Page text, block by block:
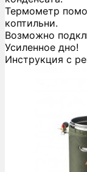
Термометр
коптильни.
Возможно
Усиленное дно!
Инструкция с